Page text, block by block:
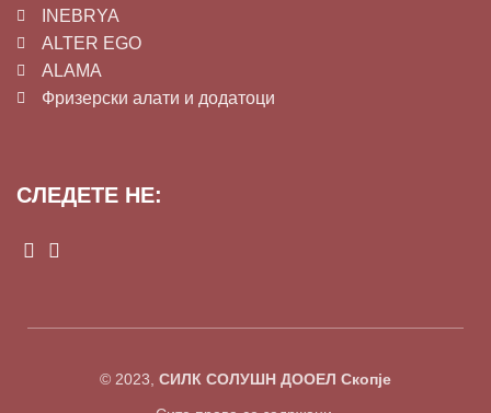
INEBRYA
ALTER EGO
ALAMA
Фризерски алати и додатоци
СЛЕДЕТЕ НЕ:
© 2023, СИЛК СОЛУШН ДООЕЛ Скопје